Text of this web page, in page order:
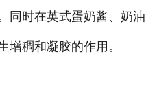
同时在英式蛋奶酱、奶油
增稠和凝胶的作用。